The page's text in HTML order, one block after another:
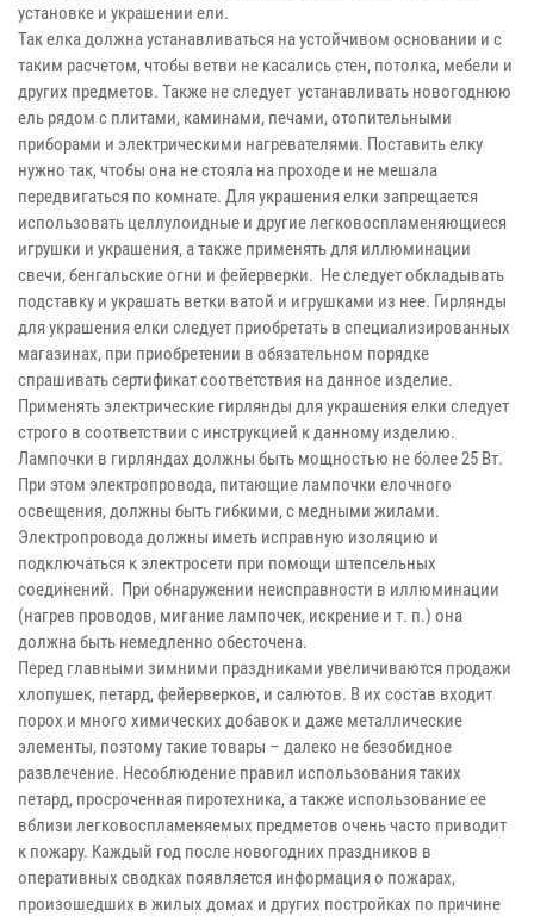
установке и украшении ели.
Так елка должна устанавливаться на устойчивом основании и с
таким расчетом, чтобы ветви не касались стен, потолка, мебели и
других предметов. Также не следует устанавливать новогоднюю
ель рядом с плитами, каминами, печами, отопительными
приборами и электрическими нагревателями. Поставить елку
нужно так, чтобы она не стояла на проходе и не мешала
передвигаться по комнате. Для украшения елки запрещается
использовать целлулоидные и другие легковоспламеняющиеся
игрушки и украшения, а также применять для иллюминации
свечи, бенгальские огни и фейерверки. Не следует обкладывать
подставку и украшать ветки ватой и игрушками из нее. Гирлянды
для украшения елки следует приобретать в специализированных
магазинах, при приобретении в обязательном порядке
спрашивать сертификат соответствия на данное изделие.
Применять электрические гирлянды для украшения елки следует
строго в соответствии с инструкцией к данному изделию.
Лампочки в гирляндах должны быть мощностью не более 25 Вт.
При этом электропровода, питающие лампочки елочного
освещения, должны быть гибкими, с медными жилами.
Электропровода должны иметь исправную изоляцию и
подключаться к электросети при помощи штепсельных
соединений. При обнаружении неисправности в иллюминации
(нагрев проводов, мигание лампочек, искрение и т. п.) она
должна быть немедленно обесточена.
Перед главными зимними праздниками увеличиваются продажи
хлопушек, петард, фейерверков, и салютов. В их состав входит
порох и много химических добавок и даже металлические
элементы, поэтому такие товары – далеко не безобидное
развлечение. Несоблюдение правил использования таких
петард, просроченная пиротехника, а также использование ее
вблизи легковоспламеняемых предметов очень часто приводит
к пожару. Каждый год после новогодних праздников в
оперативных сводках появляется информация о пожарах,
произошедших в жилых домах и других постройках по причине